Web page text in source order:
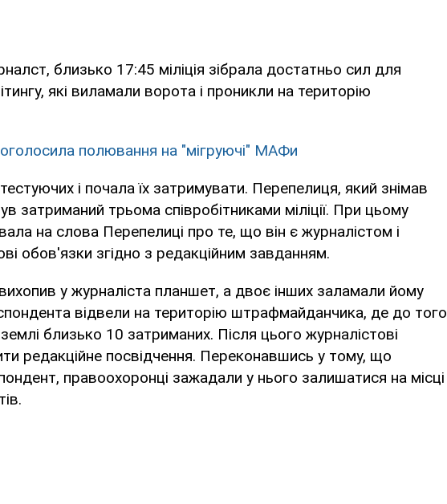
близько 17:45 міліція зібрала достатньо сил для
які виламали ворота і проникли на територію
полювання на "мігруючі" МАФи
і почала їх затримувати. Перепелиця, який знімав
затриманий трьома співробітниками міліції. При цьому
на слова Перепелиці про те, що він є журналістом і
обов'язки згідно з редакційним завданням.
вихопив у журналіста планшет, а двоє інших заламали йому
відвели на територію штрафмайданчика, де до того
близько 10 затриманих. Після цього журналістові
редакційне посвідчення. Переконавшись у тому, що
правоохоронці зажадали у нього залишатися на місці